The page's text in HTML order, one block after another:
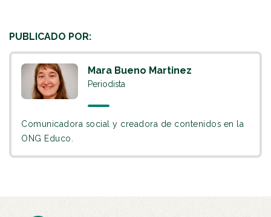
PUBLICADO POR:
Mara Bueno Martinez
Periodista
Comunicadora social y creadora de contenidos en la
ONG Educo.